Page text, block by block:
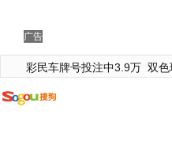
广告
彩民车牌号投注中3.9万 双